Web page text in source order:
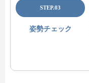
STEP.03
姿勢チェック